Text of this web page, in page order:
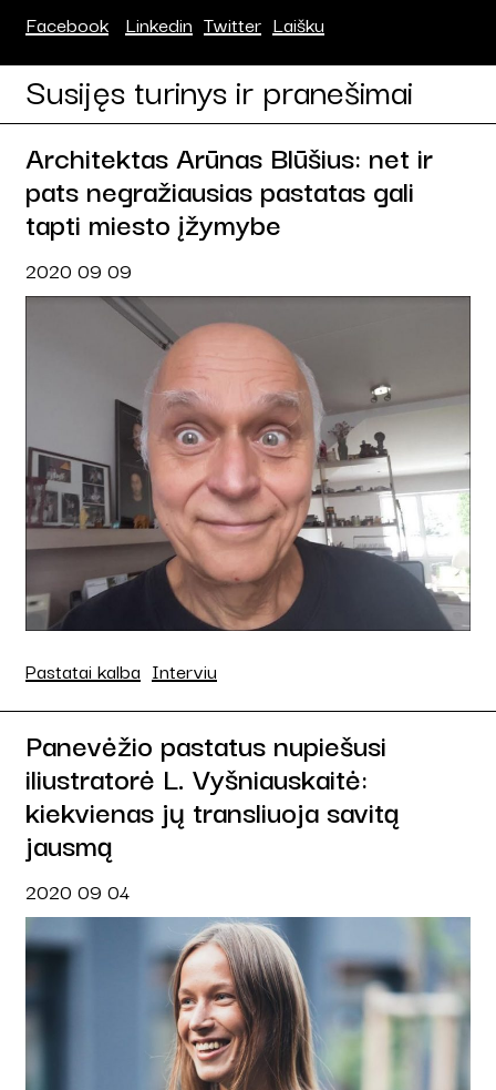
Facebook Linkedin Twitter Laišku
Susijęs turinys ir pranešimai
Architektas Arūnas Blūšius: net ir
pats negražiausias pastatas gali
tapti miesto įžymybe
2020 09 09
Pastatai kalba Interviu
Panevėžio pastatus nupiešusi
iliustratorė L. Vyšniauskaitė:
kiekvienas jų transliuoja savitą
jausmą
2020 09 04